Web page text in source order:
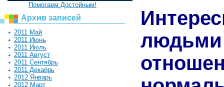
Помогаем Достойным!
Архив записей
2011 Май
2011 Июнь
2011 Июль
2011 Август
2011 Сентябрь
2011 Декабрь
2012 Январь
2012 Март
людьми